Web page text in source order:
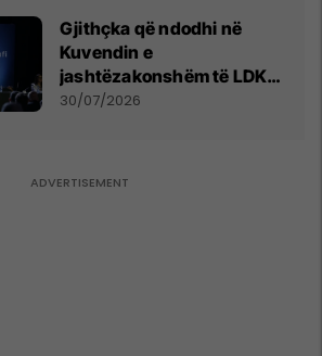
Gjithçka që ndodhi në
Kuvendin e
jashtëzakonshëm të LDK-
së
30/07/2026